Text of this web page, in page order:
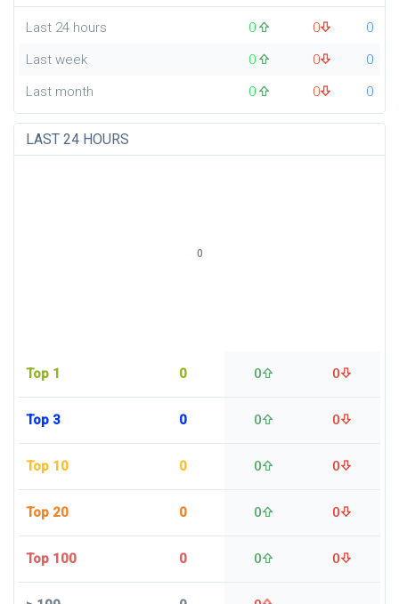
Last 24 hours 0 0
0
Last week
0 0
0
Last month
0 0 0
LAST 24 HOURS
Top 1 0 0 0
Top 3 0 0 0
Top 10 0 0 0
Top 20 0 0 0
Top 100 0 0 0
0